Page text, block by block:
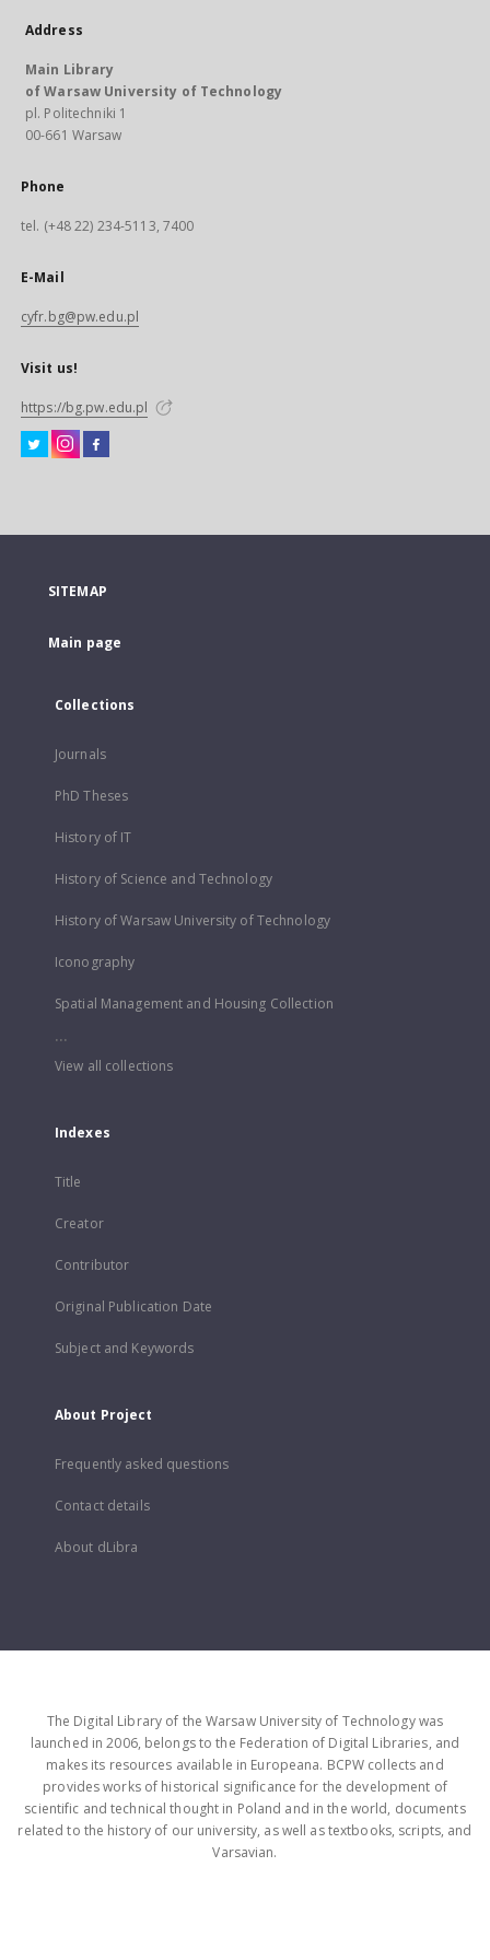
Address
Main Library
of Warsaw University of Technology
pl. Politechniki 1
00-661 Warsaw
Phone
tel. (+48 22) 234-5113, 7400
E-Mail
cyfr.bg@pw.edu.pl
Visit us!
https://bg.pw.edu.pl
SITEMAP
Main page
Collections
Journals
PhD Theses
History of IT
History of Science and Technology
History of Warsaw University of Technology
Iconography
Spatial Management and Housing Collection
...
View all collections
Indexes
Title
Creator
Contributor
Original Publication Date
Subject and Keywords
About Project
Frequently asked questions
Contact details
About dLibra
The Digital Library of the Warsaw University of Technology was
launched in 2006, belongs to the Federation of Digital Libraries, and
makes its resources available in Europeana. BCPW collects and
provides works of historical significance for the development of
scientific and technical thought in Poland and in the world, documents
related to the history of our university, as well as textbooks, scripts, and
Varsavian.